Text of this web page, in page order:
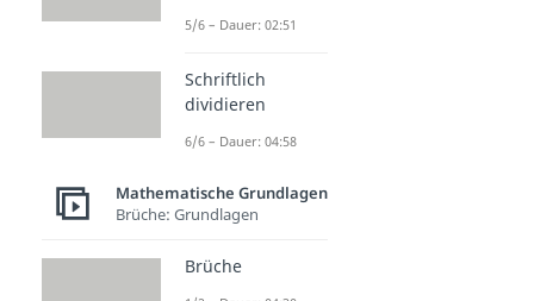
5/6 – Dauer: 02:51
Schriftlich
dividieren
6/6 – Dauer: 04:58
Mathematische Grundlagen
Brüche: Grundlagen
Brüche